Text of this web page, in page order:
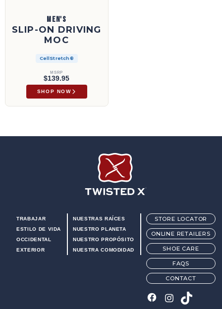
MEN'S
SLIP-ON DRIVING
MOC
CellStretch®
MSRP
$139.95
SHOP NOW
TRABAJAR
ESTILO DE VIDA
OCCIDENTAL
EXTERIOR
NUESTRAS RAÍCES
NUESTRO PLANETA
NUESTRO PROPÓSITO
NUESTRA COMODIDAD
STORE LOCATOR
ONLINE RETAILERS
SHOE CARE
FAQS
CONTACT